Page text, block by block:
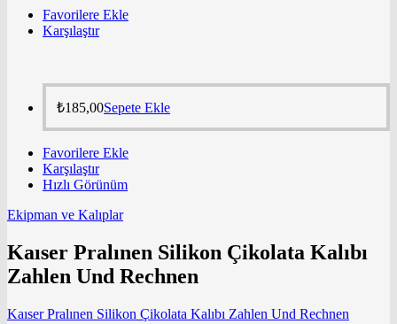
Favorilere Ekle
Karşılaştır
₺185,00Sepete Ekle
Favorilere Ekle
Karşılaştır
Hızlı Görünüm
Ekipman ve Kalıplar
Kaıser Pralınen Silikon Çikolata Kalıbı
Zahlen Und Rechnen
Kaıser Pralınen Silikon Çikolata Kalıbı Zahlen Und Rechnen